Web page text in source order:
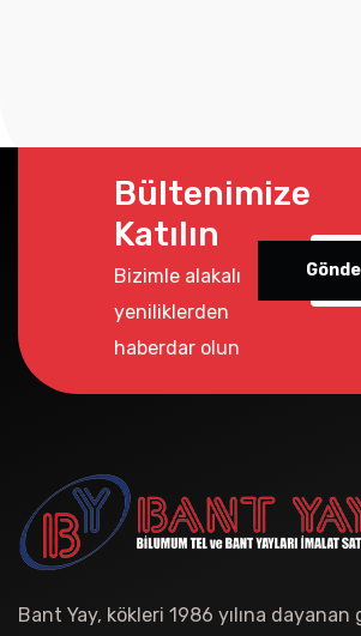
Bültenimize
Katılın
Bizimle alakalı
yeniliklerden
haberdar olun
Bant Yay, kökleri 1986 yılına